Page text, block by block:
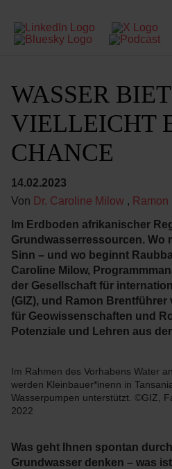
WASSER
VIELLEICHT
CHANCE
14.02.2023
Von Dr. Caroline Milow , Ramon
Im Erdboden afrikanischer
Grundwasserressourcen. Wo
Sinn – und wo beginnt
Caroline Milow,
der Gesellschaft für
(GIZ), und Ramon
für Geowissenschaften und
Potenziale und Lehren aus
Im Rahmen des Vorhabens Water
werden Kleinbauer*inenn in
Wasserpumpen unterstützt. ©GIZ,
2022
Was geht Ihnen spontan
Grundwasser denken – was